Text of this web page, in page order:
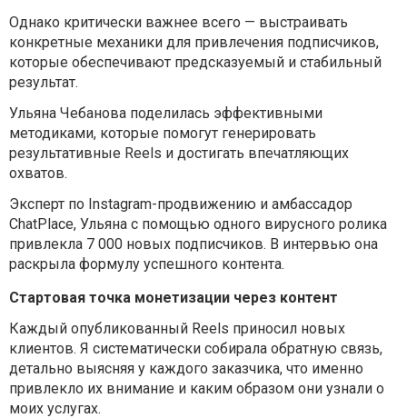
Однако критически важнее всего — выстраивать
конкретные механики для привлечения подписчиков,
которые обеспечивают предсказуемый и стабильный
результат.
Ульяна Чебанова поделилась эффективными
методиками, которые помогут генерировать
результативные Reels и достигать впечатляющих
охватов.
Эксперт по Instagram-продвижению и амбассадор
ChatPlace, Ульяна с помощью одного вирусного ролика
привлекла 7 000 новых подписчиков. В интервью она
раскрыла формулу успешного контента.
Стартовая точка монетизации через контент
Каждый опубликованный Reels приносил новых
клиентов. Я систематически собирала обратную связь,
детально выясняя у каждого заказчика, что именно
привлекло их внимание и каким образом они узнали о
моих услугах.